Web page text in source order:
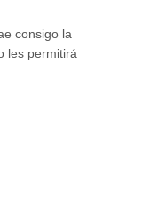
consigo la
les permitirá